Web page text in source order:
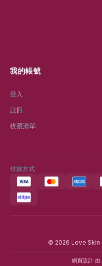
我的帳號
登入
註冊
收藏清單
付款方式
© 2026 Love Skin
網頁設計 由